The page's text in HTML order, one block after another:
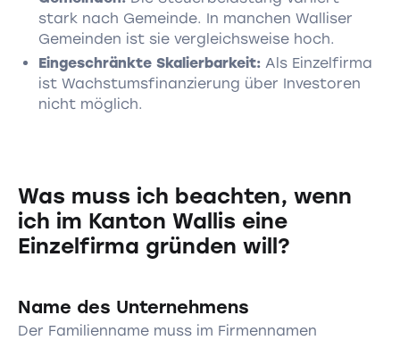
stark nach Gemeinde. In manchen Walliser
Gemeinden ist sie vergleichsweise hoch.
Eingeschränkte Skalierbarkeit: Als Einzelfirma
ist Wachstumsfinanzierung über Investoren
nicht möglich.
Was muss ich beachten, wenn
ich im Kanton Wallis eine
Einzelfirma gründen will?
Name des Unternehmens
Der Familienname muss im Firmennamen